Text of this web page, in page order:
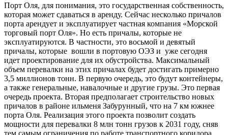
Порт Оля, для понимания, это государственная собственность,
которая может сдаваться в аренду. Сейчас несколько причалов
порта арендует и эксплуатирует частная компания «Морской
торговый порт Оля». Но есть причалы, которые не
эксплуатируются. В частности, это восьмой и девятый
причалы, которые вошли в портовую ОЭЗ и уже сегодня
идет проектирование для их обустройства. Максимальный
объем перевалки на этих причалах будет достигать примерно
3,5 миллионов тонн. В первую очередь, это будут контейнеры,
а также генеральные, навалочные и другие грузы. Это первая
очередь проекта. Вторая предполагает строительство новых
причалов в районе ильменя Забурунный, что на 7 км южнее
порта Оля. Реализация этого проекта позволит создать
мощности для перевалки 8 млн тонн грузов к 2031 году, сняв
тем самым ограничения по работе транспортного коридора